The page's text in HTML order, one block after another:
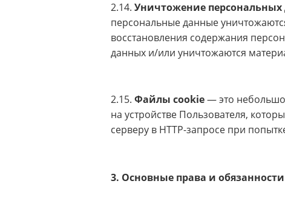
2.14. Уничтожение
персональные данные
восстановления содержания
данных и/или уничтожаются
2.15. Файлы cookie— это
на устройстве Пользователя,
серверу в HTTP-запросе при
3. Основные права и